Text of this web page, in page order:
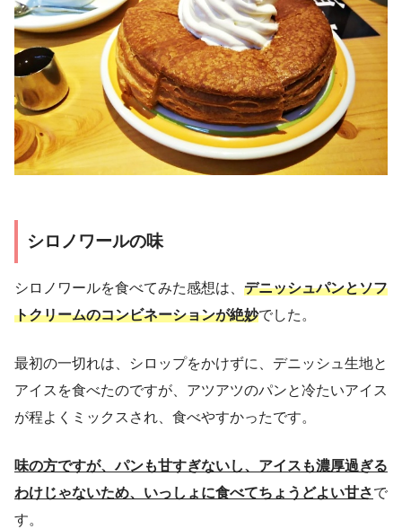
シロノワールの味
シロノワールを食べてみた感想は、 デニッシュパンとソフ
トクリームのコンビネーションが絶妙でした。
最初の一切れは、シロップをかけずに、デニッシュ生地と
アイスを食べたのですが、アツアツのパンと冷たいアイス
が程よくミックスされ、食べやすかったです。
味の方ですが、パンも甘すぎないし、アイスも濃厚過ぎる
わけじゃないため、いっしょに食べてちょうどよい甘さで
す。